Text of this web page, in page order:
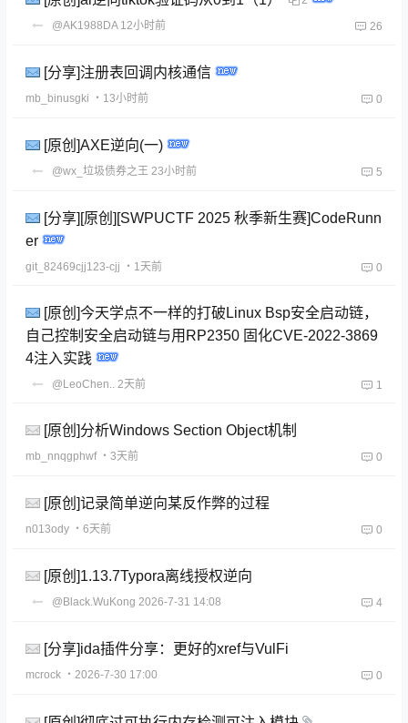
@AK1988DA 12小时前 26
[分享]注册表回调内核通信
mb_binusgki ・13小时前 0
[原创]AXE逆向(一)
@wx_垃圾债券之王 23小时前 5
[分享][原创][SWPUCTF 2025 秋季新生赛]CodeRunn
er
git_82469cjj123-cjj ・1天前 0
[原创]今天学点不一样的打破Linux Bsp安全启动链，
自己控制安全启动链与用RP2350 固化CVE-2022-3869
4注入实践
@LeoChen.. 2天前 1
[原创]分析Windows Section Object机制
mb_nnqgphwf ・3天前 0
[原创]记录简单逆向某反作弊的过程
n013ody ・6天前 0
[原创]1.13.7Typora离线授权逆向
@Black.WuKong 2026-7-31 14:08 4
[分享]ida插件分享：更好的xref与VulFi
mcrock ・2026-7-30 17:00 0